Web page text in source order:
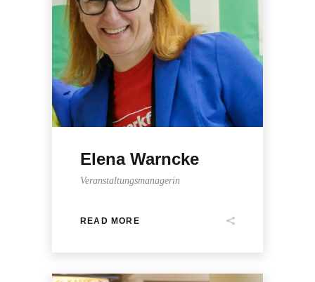
Elena Warncke
Veranstaltungsmanagerin
READ MORE